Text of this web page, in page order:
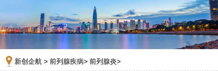
新创企航 > 前列腺疾病> 前列腺炎>